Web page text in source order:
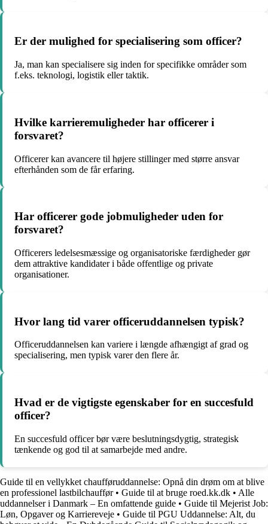
Er der mulighed for specialisering som officer?
Ja, man kan specialisere sig inden for specifikke områder som
f.eks. teknologi, logistik eller taktik.
Hvilke karrieremuligheder har officerer i
forsvaret?
Officerer kan avancere til højere stillinger med større ansvar
efterhånden som de får erfaring.
Har officerer gode jobmuligheder uden for
forsvaret?
Officerers ledelsesmæssige og organisatoriske færdigheder gør
dem attraktive kandidater i både offentlige og private
organisationer.
Hvor lang tid varer officeruddannelsen typisk?
Officeruddannelsen kan variere i længde afhængigt af grad og
specialisering, men typisk varer den flere år.
Hvad er de vigtigste egenskaber for en succesfuld
officer?
En succesfuld officer bør være beslutningsdygtig, strategisk
tænkende og god til at samarbejde med andre.
Guide til en vellykket chaufføruddannelse: Opnå din drøm om at blive
en professionel lastbilchauffør• Guide til at bruge roed.kk.dk • Alle
uddannelser i Danmark – En omfattende guide • Guide til Mejerist Job:
Løn, Opgaver og Karriereveje • Guide til PGU Uddannelse: Alt, du